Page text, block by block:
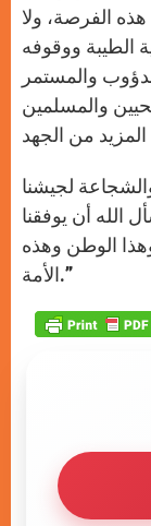
الفرصة، ولا
الطيبة ووقوفه
والمستمر
والمسلمين
لجيشنا
الله أن يوفقنا
الوطن وهذه
الأمة.”